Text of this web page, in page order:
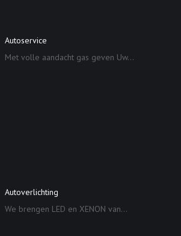
Autoservice
Met volle aandacht gas geven Uw...
Autoverlichting
We brengen LED en XENON van...